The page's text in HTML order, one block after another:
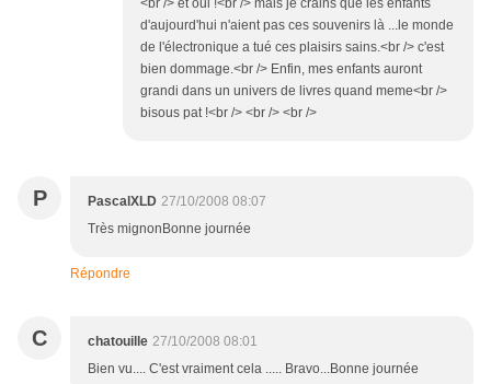
<br /> et oui !<br /> mais je crains que les enfants
d'aujourd'hui n'aient pas ces souvenirs là ...le monde
de l'électronique a tué ces plaisirs sains.<br /> c'est
bien dommage.<br /> Enfin, mes enfants auront
grandi dans un univers de livres quand meme<br />
bisous pat !<br /> <br /> <br />
P PascalXLD 27/10/2008 08:07
Très mignonBonne journée
Répondre
C chatouille 27/10/2008 08:01
Bien vu.... C'est vraiment cela ..... Bravo...Bonne journée